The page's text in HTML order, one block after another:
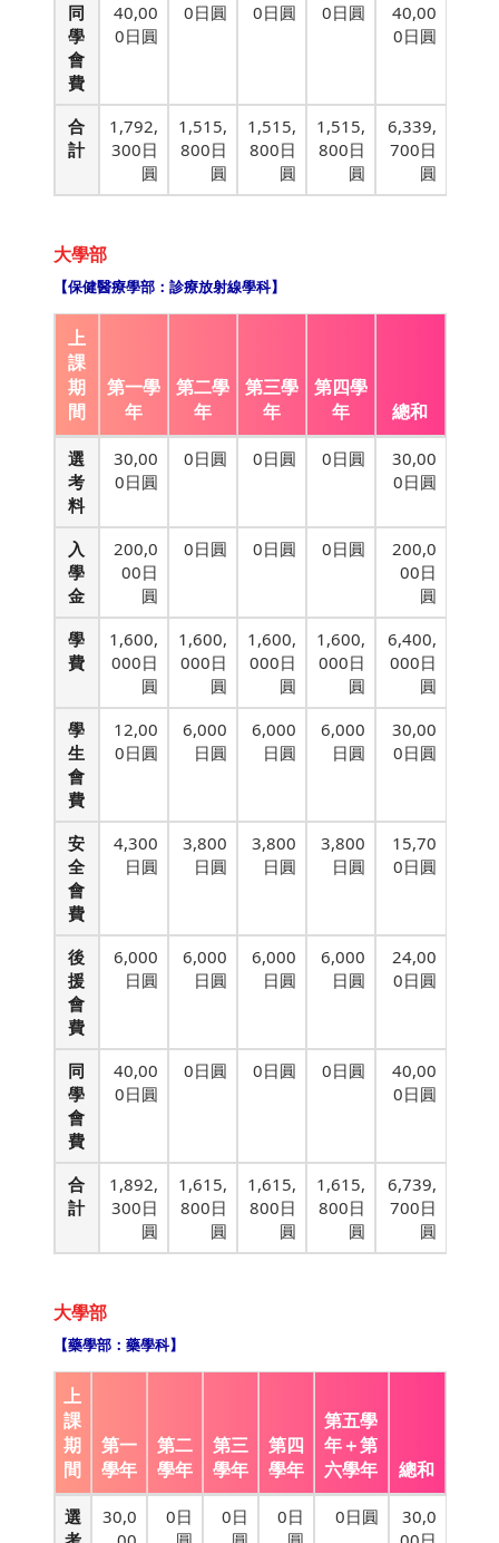
同
學
會
費
40,00
0日圓
0日圓 0日圓 0日圓
40,00
0日圓
合
計
1,792,
300日
圓
1,515,
800日
圓
1,515,
800日
圓
1,515,
800日
圓
6,339,
700日
圓
大學部
【保健醫療學部：診療放射線學科】
上
課
期
間
第一學
年
第二學
年
第三學
年
第四學
年
總和
選
考
料
30,00
0日圓
0日圓 0日圓 0日圓
30,00
0日圓
入
學
金
200,0
00日
圓
0日圓 0日圓 0日圓
200,0
00日
圓
學
費
1,600,
000日
圓
1,600,
000日
圓
1,600,
000日
圓
1,600,
000日
圓
6,400,
000日
圓
學
生
會
費
12,00
0日圓
6,000
日圓
6,000
日圓
6,000
日圓
30,00
0日圓
安
全
會
費
4,300
日圓
3,800
日圓
3,800
日圓
3,800
日圓
15,70
0日圓
後
援
會
費
6,000
日圓
6,000
日圓
6,000
日圓
6,000
日圓
24,00
0日圓
同
學
會
費
40,00
0日圓
0日圓 0日圓 0日圓
40,00
0日圓
合
計
1,892,
300日
圓
1,615,
800日
圓
1,615,
800日
圓
1,615,
800日
圓
6,739,
700日
圓
大學部
【藥學部：藥學科】
上
課
期
間
第一
學年
第二
學年
第三
學年
第四
學年
第五學
年＋第
六學年
總和
選
30,0
0日
0日
0日
0日圓
30,0